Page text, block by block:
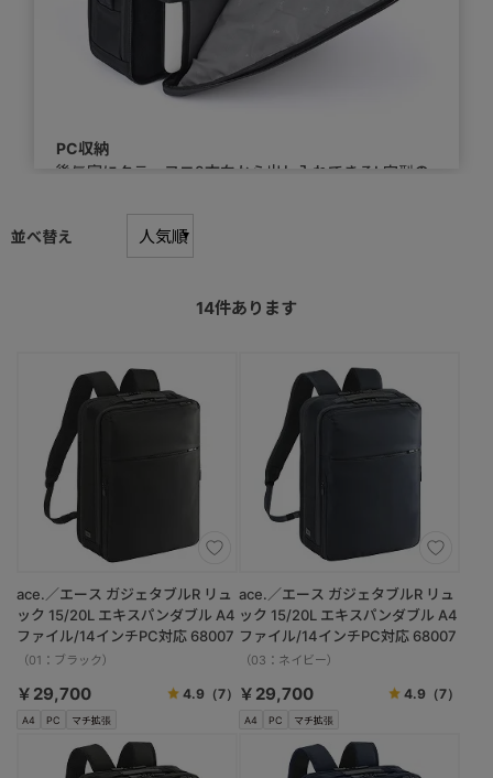
PC収納
後気室にタテ・ヨコ2方向から出し入れできるL字型の
並べ替え
14件あります
A4 PC マチ拡張
ace.／エース ガジェタブルR リュ
ック 15/20L エキスパンダブル A4
ファイル/14インチPC対応 68007
（01：ブラック）
￥29,700 4.9（7）
A4 PC マチ拡張
ace.／エース ガジェタブルR リュ
ック 15/20L エキスパンダブル A4
ファイル/14インチPC対応 68007
（03：ネイビー）
￥29,700 4.9 （7）